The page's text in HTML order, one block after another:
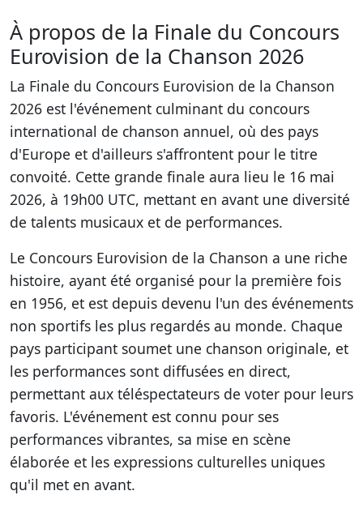
À propos de la Finale du Concours
Eurovision de la Chanson 2026
La Finale du Concours Eurovision de la Chanson
2026 est l'événement culminant du concours
international de chanson annuel, où des pays
d'Europe et d'ailleurs s'affrontent pour le titre
convoité. Cette grande finale aura lieu le 16 mai
2026, à 19h00 UTC, mettant en avant une diversité
de talents musicaux et de performances.
Le Concours Eurovision de la Chanson a une riche
histoire, ayant été organisé pour la première fois
en 1956, et est depuis devenu l'un des événements
non sportifs les plus regardés au monde. Chaque
pays participant soumet une chanson originale, et
les performances sont diffusées en direct,
permettant aux téléspectateurs de voter pour leurs
favoris. L'événement est connu pour ses
performances vibrantes, sa mise en scène
élaborée et les expressions culturelles uniques
qu'il met en avant.